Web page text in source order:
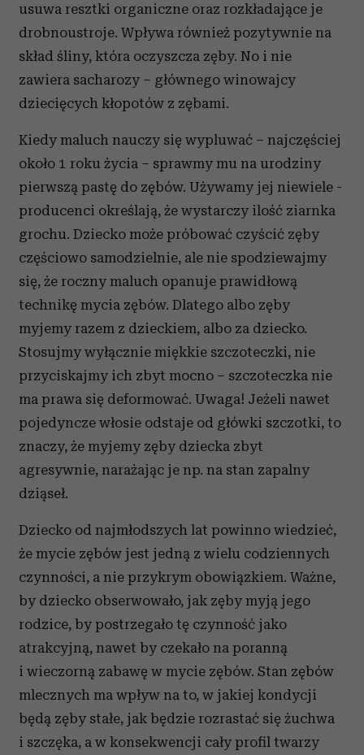
usuwa resztki organiczne oraz rozkładające je
drobnoustroje. Wpływa również pozytywnie na
skład śliny, która oczyszcza zęby. No i nie
zawiera sacharozy – głównego winowajcy
dziecięcych kłopotów z zębami.
Kiedy maluch nauczy się wypluwać – najczęściej
około 1 roku życia – sprawmy mu na urodziny
pierwszą pastę do zębów. Używamy jej niewiele -
producenci określają, że wystarczy ilość ziarnka
grochu. Dziecko może próbować czyścić zęby
częściowo samodzielnie, ale nie spodziewajmy
się, że roczny maluch opanuje prawidłową
technikę mycia zębów. Dlatego albo zęby
myjemy razem z dzieckiem, albo za dziecko.
Stosujmy wyłącznie miękkie szczoteczki, nie
przyciskajmy ich zbyt mocno – szczoteczka nie
ma prawa się deformować. Uwaga! Jeżeli nawet
pojedyncze włosie odstaje od główki szczotki, to
znaczy, że myjemy zęby dziecka zbyt
agresywnie, narażając je np. na stan zapalny
dziąseł.
Dziecko od najmłodszych lat powinno wiedzieć,
że mycie zębów jest jedną z wielu codziennych
czynności, a nie przykrym obowiązkiem. Ważne,
by dziecko obserwowało, jak zęby myją jego
rodzice, by postrzegało tę czynność jako
atrakcyjną, nawet by czekało na poranną
i wieczorną zabawę w mycie zębów. Stan zębów
mlecznych ma wpływ na to, w jakiej kondycji
będą zęby stałe, jak będzie rozrastać się żuchwa
i szczęka, a w konsekwencji cały profil twarzy